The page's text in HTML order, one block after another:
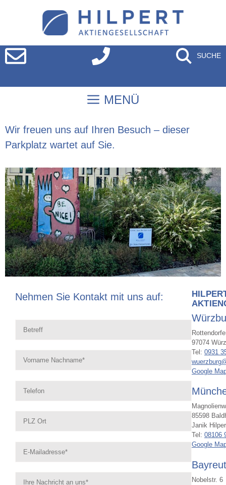
SUCHE
MENÜ
Wir freuen uns auf Ihren Besuch – dieser
Parkplatz wartet auf Sie.
Nehmen Sie Kontakt mit uns auf:
Bitte lasse dieses Feld leer.
97074
Tel: 0931
Google
85598
Janik
Tel: 08106
Google
Nobelstr. 6